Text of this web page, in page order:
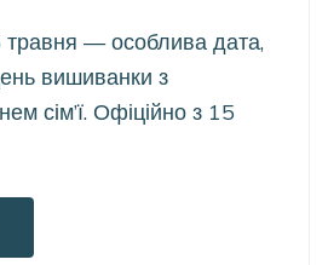
травня — особлива дата,
вишиванки з
сім’ї. Офіційно з 15